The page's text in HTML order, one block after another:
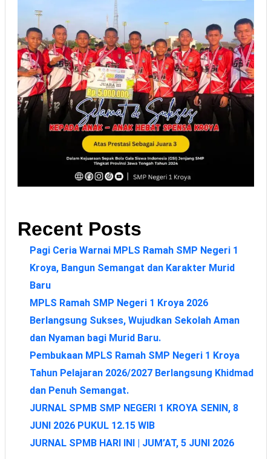
Recent Posts
Pagi Ceria Warnai MPLS Ramah SMP Negeri 1
Kroya, Bangun Semangat dan Karakter Murid
Baru
MPLS Ramah SMP Negeri 1 Kroya 2026
Berlangsung Sukses, Wujudkan Sekolah Aman
dan Nyaman bagi Murid Baru.
Pembukaan MPLS Ramah SMP Negeri 1 Kroya
Tahun Pelajaran 2026/2027 Berlangsung Khidmad
dan Penuh Semangat.
JURNAL SPMB SMP NEGERI 1 KROYA SENIN, 8
JUNI 2026 PUKUL 12.15 WIB
JURNAL SPMB HARI INI | JUM’AT, 5 JUNI 2026